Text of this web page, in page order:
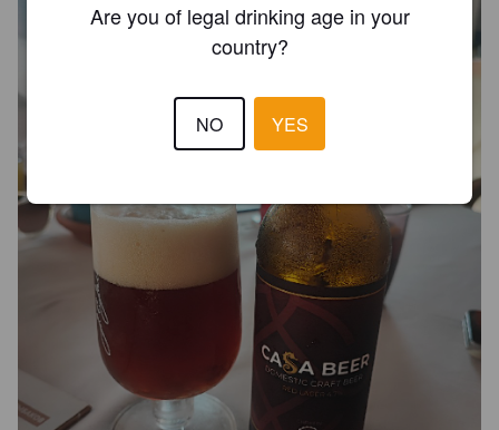
Are you of legal drinking age in your
country?
NO YES